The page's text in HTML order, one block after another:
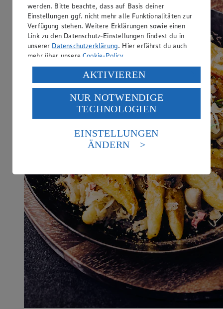
werden. Bitte beachte, dass auf Basis deiner
Einstellungen ggf. nicht mehr alle Funktionalitäten zur
Verfügung stehen. Weitere Erklärungen sowie einen
Link zu den Datenschutz-Einstellungen findest du in
unserer Datenschutzerklärung. Hier erfährst du auch
mehr über unsereCookie-Policy.
Verarbeitung deiner personenbezogenen Daten in den
USA durch Facebook und YouTube:
Wenn du auf „Aktivieren“ klickst, willigst du im Sinne
des Art. 49 Abs. 1 Satz 1 lit. a) DSGVO ein, dass deine
Daten in den USA verarbeitet werden. Der EuGH sieht
die USA als Land mit einem nach europäischen
Standards nicht angemessenen Datenschutzniveau an.
Es besteht das Risiko eines Zugriffs durch US-
Informationen zum Herausgeber der Seite findest du
imImpressum
AKTIVIEREN
NUR NOTWENDIGE
TECHNOLOGIEN
EINSTELLUNGEN
ÄNDERN